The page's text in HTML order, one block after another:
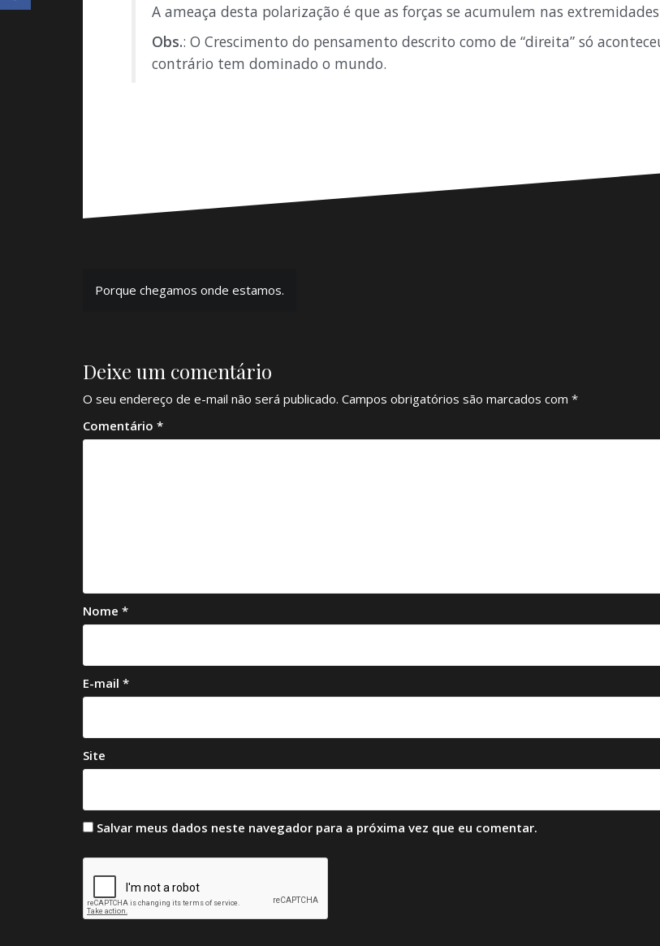
A ameaça desta polarização é que as forças se acumulem nas
Obs.: O Crescimento do pensamento descrito como de “direita” só
contrário tem dominado o mundo.
Navegação
Porque chegamos onde estamos.
Deixe um comentário
O seu endereço de e-mail não será publicado. Campos obrigatórios são marcados com *
Comentário *
Nome *
E-mail *
Site
Salvar meus dados neste navegador para a próxima vez que eu comentar.